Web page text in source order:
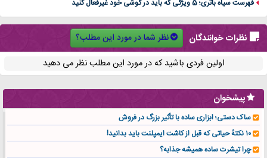
فهرست سیاه باتری؛ 5 ویژگی که باید در گوشی خود غیرفعال کنید
نظرات خوانندگان
نظر شما در مورد این مطلب؟
اولین فردی باشید که در مورد این مطلب نظر می دهید
پیشخوان
ساک دستی؛ ابزاری ساده با تأثیر بزرگ در فروش
۱۰ نکتهٔ حیاتی که قبل از کاشت ایمپلنت باید بدانید!
چرا تیشرت ساده همیشه جذابه؟